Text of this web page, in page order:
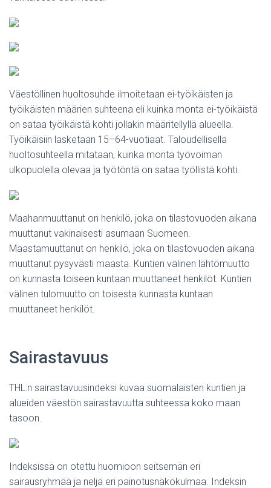
Väestöllinen huoltosuhde ilmoitetaan ei-työikäisten ja
työikäisten määrien suhteena eli kuinka monta ei-työikäistä
on sataa työikäistä kohti jollakin määritellyllä alueella.
Työikäisiin lasketaan 15–64-vuotiaat. Taloudellisella
huoltosuhteella mitataan, kuinka monta työvoiman
ulkopuolella olevaa ja työtöntä on sataa työllistä kohti.
Maahanmuuttanut on henkilö, joka on tilastovuoden aikana
muuttanut vakinaisesti asumaan Suomeen.
Maastamuuttanut on henkilö, joka on tilastovuoden aikana
muuttanut pysyvästi maasta. Kuntien välinen lähtömuutto
on kunnasta toiseen kuntaan muuttaneet henkilöt. Kuntien
välinen tulomuutto on toisesta kunnasta kuntaan
muuttaneet henkilöt.
Sairastavuus
THL:n sairastavuusindeksi kuvaa suomalaisten kuntien ja
alueiden väestön sairastavuutta suhteessa koko maan
tasoon.
Indeksissä on otettu huomioon seitsemän eri
sairausryhmää ja neljä eri painotusnäkökulmaa. Indeksin